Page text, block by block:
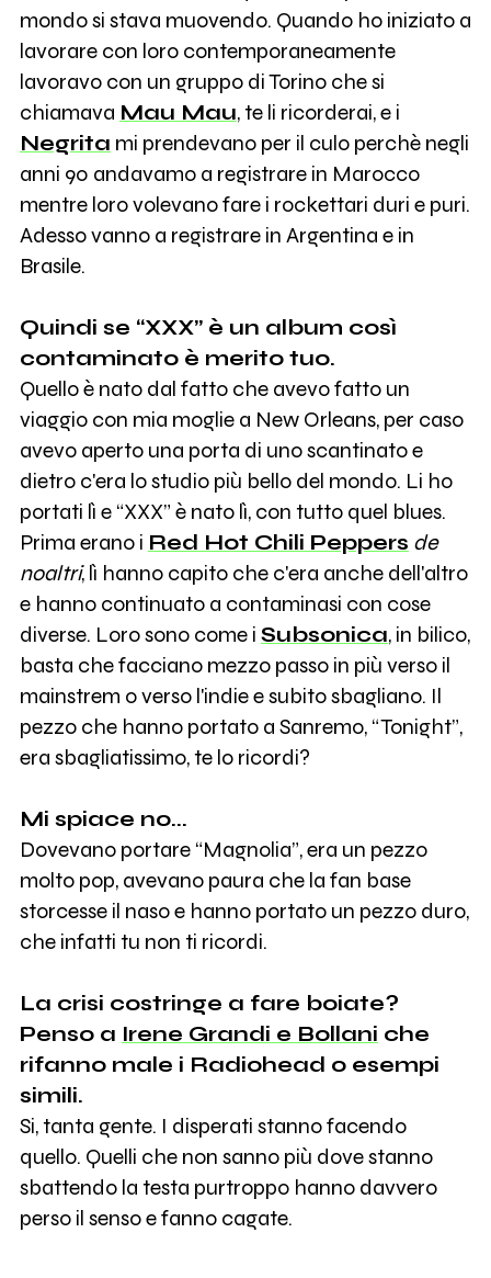
mondo si stava muovendo. Quando ho iniziato a
lavorare con loro contemporaneamente
lavoravo con un gruppo di Torino che si
chiamava Mau Mau, te li ricorderai, e i
Negrita mi prendevano per il culo perchè negli
anni 90 andavamo a registrare in Marocco
mentre loro volevano fare i rockettari duri e puri.
Adesso vanno a registrare in Argentina e in
Brasile.
Quindi se “XXX” è un album così
contaminato è merito tuo.
Quello è nato dal fatto che avevo fatto un
viaggio con mia moglie a New Orleans, per caso
avevo aperto una porta di uno scantinato e
dietro c'era lo studio più bello del mondo. Li ho
portati lì e “XXX” è nato lì, con tutto quel blues.
Prima erano i Red Hot Chili Peppers de
noaltri, lì hanno capito che c'era anche dell'altro
e hanno continuato a contaminasi con cose
diverse. Loro sono come i Subsonica, in bilico,
basta che facciano mezzo passo in più verso il
mainstrem o verso l'indie e subito sbagliano. Il
pezzo che hanno portato a Sanremo, “Tonight”,
era sbagliatissimo, te lo ricordi?
Mi spiace no...
Dovevano portare “Magnolia”, era un pezzo
molto pop, avevano paura che la fan base
storcesse il naso e hanno portato un pezzo duro,
che infatti tu non ti ricordi.
La crisi costringe a fare boiate?
Penso a Irene Grandi e Bollani che
rifanno male i Radiohead o esempi
simili.
Si, tanta gente. I disperati stanno facendo
quello. Quelli che non sanno più dove stanno
sbattendo la testa purtroppo hanno davvero
perso il senso e fanno cagate.